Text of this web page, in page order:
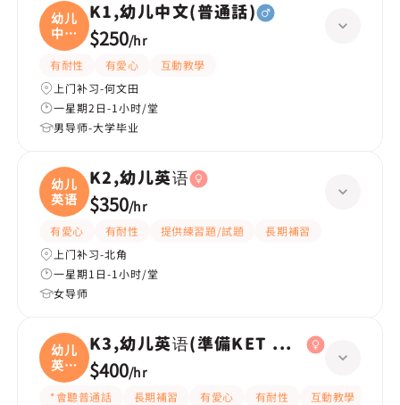
幼儿
中文
(
K1,幼儿中文(普通話)
$250/hr
有耐性 有愛心
互動教學
上门补习-何文田
一星期2日-1小时/堂
男导师-大学毕业
幼儿
英语
K2,幼儿英语
$350/hr
有愛心 有耐性 提供練習題/試題
長期補習
上门补习-北角
一星期1日-1小时/堂
女导师
幼儿
英语
(
K3,幼儿英语(準備KET 考試)
$400/hr
*會聽普通話 長期補習 有愛心 有耐性 互動教學